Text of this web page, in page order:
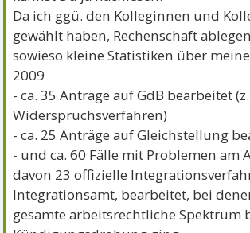
Da ich ggü. den Kolleginnen und
gewählt haben, Rechenschaft
sowieso kleine Statistiken über
2009
- ca. 35 Anträge auf GdB bearbeitet
Widerspruchsverfahren)
- ca. 25 Anträge auf Gleichstellung
- und ca. 60 Fälle mit Problemen am
davon 23 offizielle
Integrationsamt, bearbeitet, bei
gesamte arbeitsrechtliche Spektrum